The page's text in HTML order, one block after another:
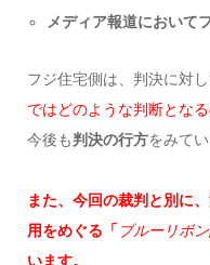
メディア報道において
フジ住宅側は、判決に対
ではどのような判断とな
今後も判決の行方をみて
また、今回の裁判と別に
用をめぐる「 ブルーリボ
います。